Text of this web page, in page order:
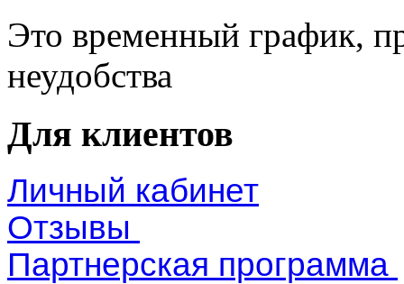
Это временный график,
неудобства
Для клиентов
Личный кабинет
Отзывы
Партнерская программа